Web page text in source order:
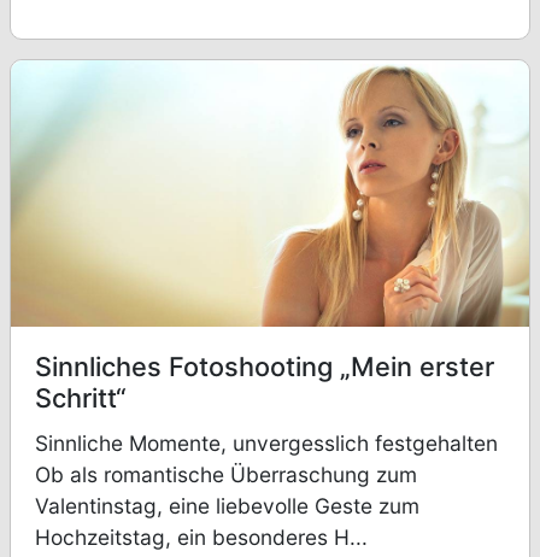
Sinnliches Fotoshooting „Mein erster
Schritt“
Sinnliche Momente, unvergesslich festgehalten
Ob als romantische Überraschung zum
Valentinstag, eine liebevolle Geste zum
Hochzeitstag, ein besonderes H...